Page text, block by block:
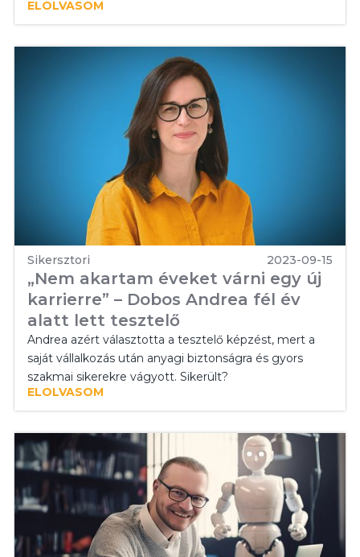
ELOLVASOM
Sikersztori 2023-09-15
„Nem akartam éveket várni egy új
karrierre” – Dobos Andrea fél év
alatt lett tesztelő
Andrea azért választotta a tesztelő képzést, mert a
saját vállalkozás után anyagi biztonságra és gyors
szakmai sikerekre vágyott. Sikerült?
ELOLVASOM